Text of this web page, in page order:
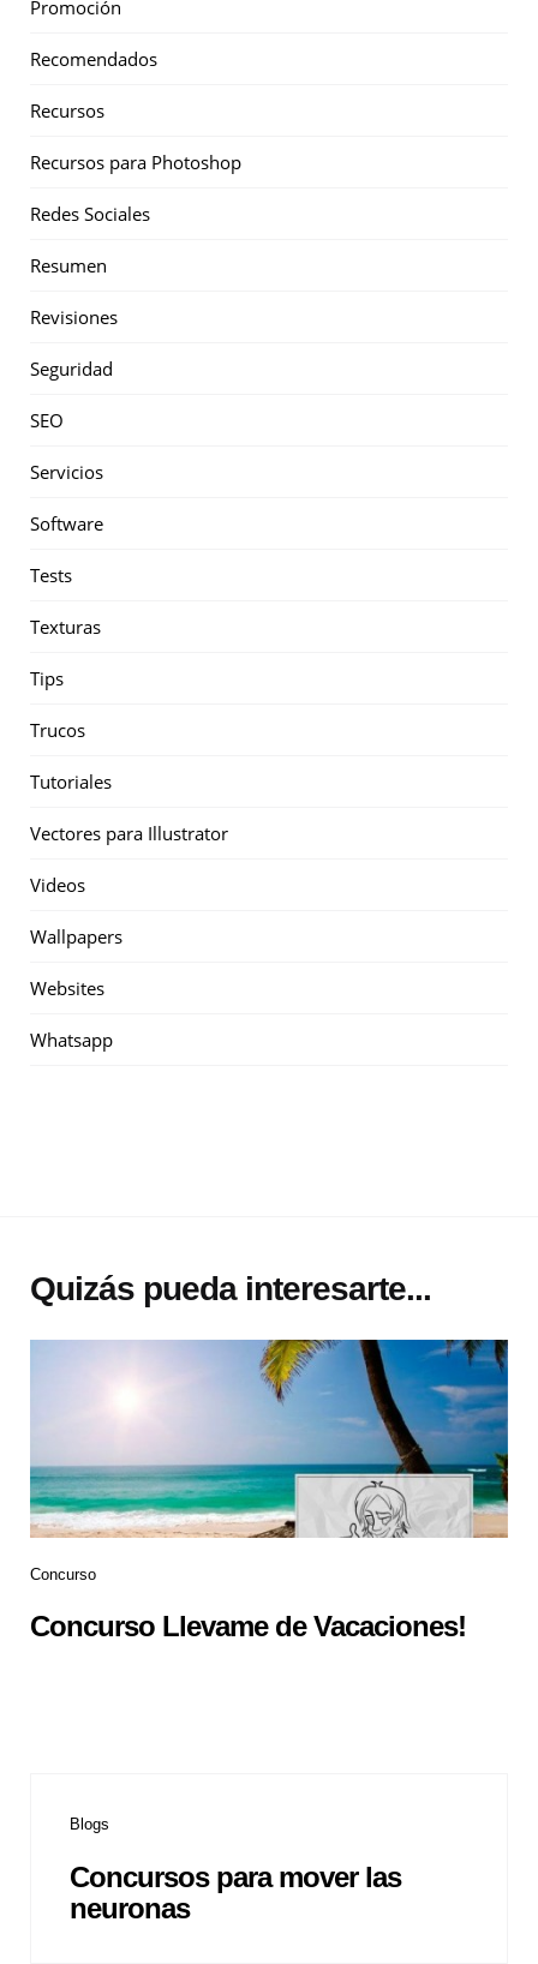
Promoción
Recomendados
Recursos
Recursos para Photoshop
Redes Sociales
Resumen
Revisiones
Seguridad
SEO
Servicios
Software
Tests
Texturas
Tips
Trucos
Tutoriales
Vectores para Illustrator
Videos
Wallpapers
Websites
Whatsapp
Quizás pueda interesarte...
Concurso
Concurso Llevame de Vacaciones!
Blogs
Concursos para mover las
neuronas